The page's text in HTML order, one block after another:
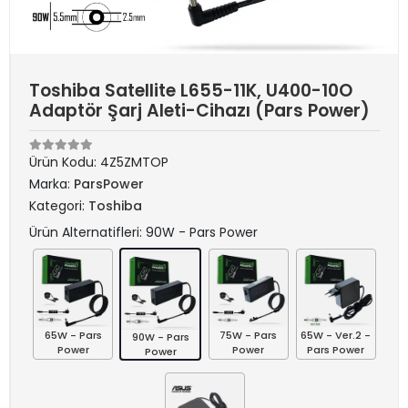
Toshiba Satellite L655-11K, U400-10O
Adaptör Şarj Aleti-Cihazı (Pars Power)
Ürün Kodu: 4Z5ZMTOP
Marka: ParsPower
Kategori: Toshiba
Ürün Alternatifleri: 90W - Pars Power
65W - Pars
Power
90W - Pars
Power
75W - Pars
Power
65W - Ver.2 -
Pars Power